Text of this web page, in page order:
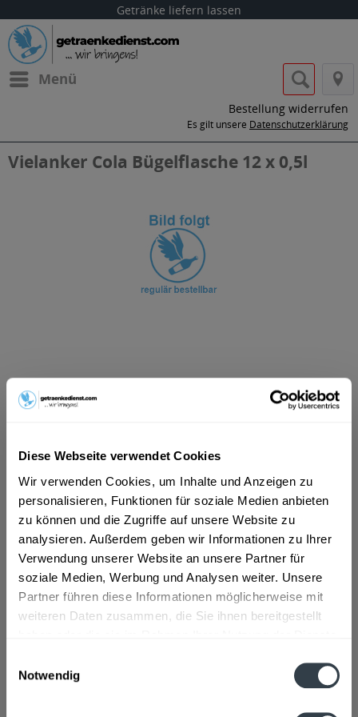
Diese Webseite verwendet Cookies
Wir verwenden Cookies, um Inhalte und Anzeigen zu
personalisieren, Funktionen für soziale Medien anbieten
zu können und die Zugriffe auf unsere Website zu
analysieren. Außerdem geben wir Informationen zu Ihrer
Verwendung unserer Website an unsere Partner für
soziale Medien, Werbung und Analysen weiter. Unsere
Partner führen diese Informationen möglicherweise mit
weiteren Daten zusammen, die Sie ihnen bereitgestellt
Notwendig
Getränke liefern lassen
Menü
Bestellung widerrufen
Es gilt unsere Datenschutzerklärung
Vielanker Cola Bügelflasche 12 x 0,5l
ab 101,01 € *
Vorrätig
MEHRWEG
+3,30 € Pfand
In den Warenkorb
Artikel-Nr.:
34391
Verfügbar in: